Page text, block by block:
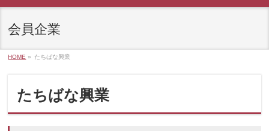
会員企業
HOME » たちばな興業
たちばな興業